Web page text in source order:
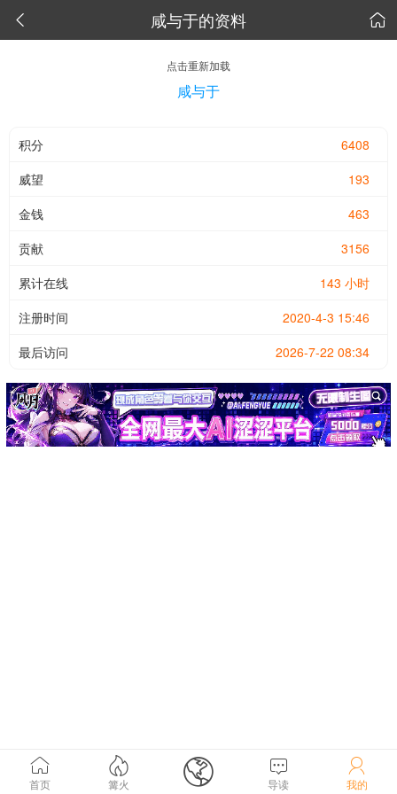
 咸与于的资料 
点击重新加载
咸与于
6408
积分
193
威望
463
金钱
3156
贡献
143 小时
累计在线
2020-4-3 15:46
注册时间
2026-7-22 08:34
最后访问

首页

篝火  
导读

我的